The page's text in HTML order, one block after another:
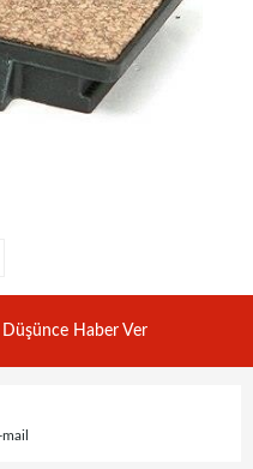
Haber Ver
mail